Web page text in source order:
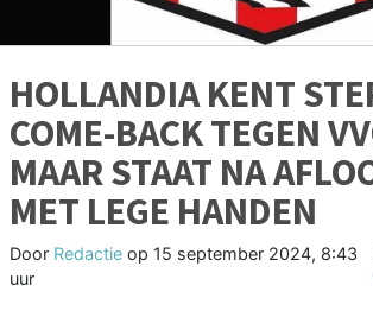
HOLLANDIA KENT
COME-BACK TEGEN
MAAR STAAT NA
MET LEGE HANDEN
Door Redactie op 15 september 2024, 8:43
uur